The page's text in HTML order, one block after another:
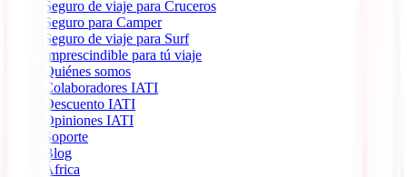
Seguro de viaje para Cruceros
Seguro para Camper
Seguro de viaje para Surf
Imprescindible para tú viaje
Quiénes somos
Colaboradores IATI
Descuento IATI
Opiniones IATI
Soporte
Blog
África